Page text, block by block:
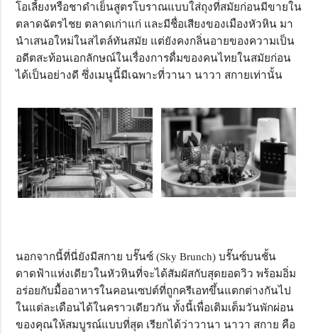
โอเลี้ยงหรือชาดำเย็นสูตรโบราณแบบใส่ถุงที่สมัยก่อนมีขายใน
ตลาดฉัตรไชย ตลาดเก่าแก่ และมีชื่อเสียงของเมืองหัวหิน มา
นำเสนอใหม่ในสไตล์ทันสมัย แต่ยังคงกลิ่นอายของความเป็น
อดีตสะท้อนเอกลักษณ์ในเรื่องการดื่มของคนไทยในสมัยก่อน
ได้เป็นอย่างดี ซึ่งเมนูนี้มีเฉพาะที่วานา นาวา สกายเท่านั้น
นอกจากนี้ที่นี่ยังมีสกาย บรั๊นซ์ (Sky Brunch) บรั๊นซ์บนชั้น
ดาดฟ้าแห่งเดียวในหัวหินที่จะได้สัมผัสกับสุดยอดวิว พร้อมอิ่ม
อร่อยกับมื้ออาหารในคอนเซปต์ที่ถูกครีเอทขึ้นแตกต่างกันไป
ในแต่ละเดือนได้ในคราวเดียวกัน ทั้งนี้เพื่อเติมเต็มวันพักผ่อน
ของคุณให้สมบูรณ์แบบที่สุด เรียกได้ว่าวานา นาวา สกาย คือ